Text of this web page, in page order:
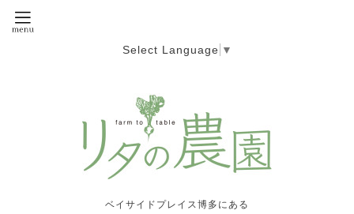
Select Language ▼
ベイサイドプレイス博多にある